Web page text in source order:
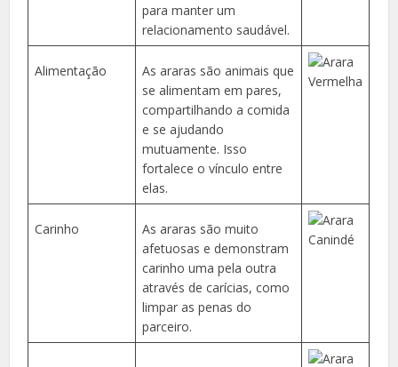
para manter um
relacionamento saudável.
Alimentação
As araras são animais que
se alimentam em pares,
compartilhando a comida
e se ajudando
mutuamente. Isso
fortalece o vínculo entre
elas.
Carinho
As araras são muito
afetuosas e demonstram
carinho uma pela outra
através de carícias, como
limpar as penas do
parceiro.